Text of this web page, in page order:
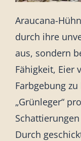
Araucana-
durch ihre
aus, sondern
Fähigkeit, Eier
Farbgebung
„Grünleger“
Durch